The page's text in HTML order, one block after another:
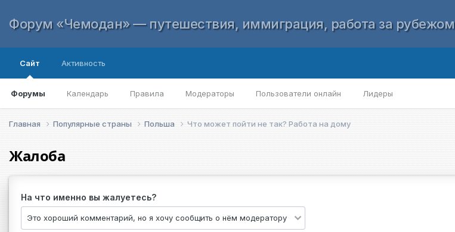
Форум «Чемодан» — путешествия, иммиграция, работа за рубежом
Сайт
Форумы Календарь Правила Модераторы Пользователи онлайн Лидеры
Активность
Главная Популярные страны Польша Что может пойти не так? Работа на дому
Жалоба
На что именно вы жалуетесь?